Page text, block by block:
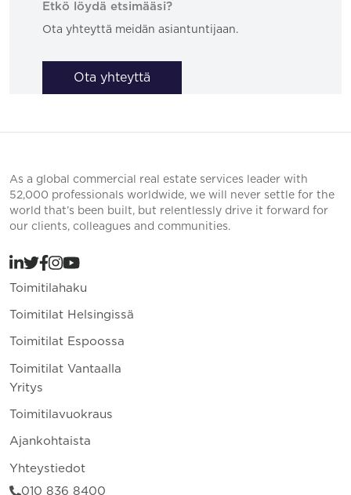
Etkö löydä etsimääsi?
Ota yhteyttä meidän asiantuntijaan.
Ota yhteyttä
As a global commercial real estate services leader with
52,000 professionals worldwide, we will never settle for the
world that’s been built, but relentlessly drive it forward for
our clients, colleagues and communities.
Toimitilahaku
Toimitilat Helsingissä
Toimitilat Espoossa
Toimitilat Vantaalla
Yritys
Toimitilavuokraus
Ajankohtaista
Yhteystiedot
010 836 8400